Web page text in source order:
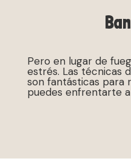
Pero en lugar de
estrés. Las técnicas
son fantásticas para
puedes enfrentarte